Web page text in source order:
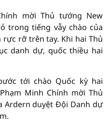
mời Thủ tướng New
trong tiếng vẫy chào của
rực rỡ trên tay. Khi hai Thủ
danh dự, quốc thiều hai
tới chào Quốc kỳ hai
Minh Chính mời Thủ
Ardern duyệt Đội Danh dự